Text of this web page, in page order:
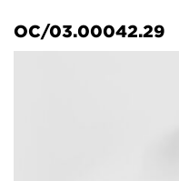
OC/03.00042.29